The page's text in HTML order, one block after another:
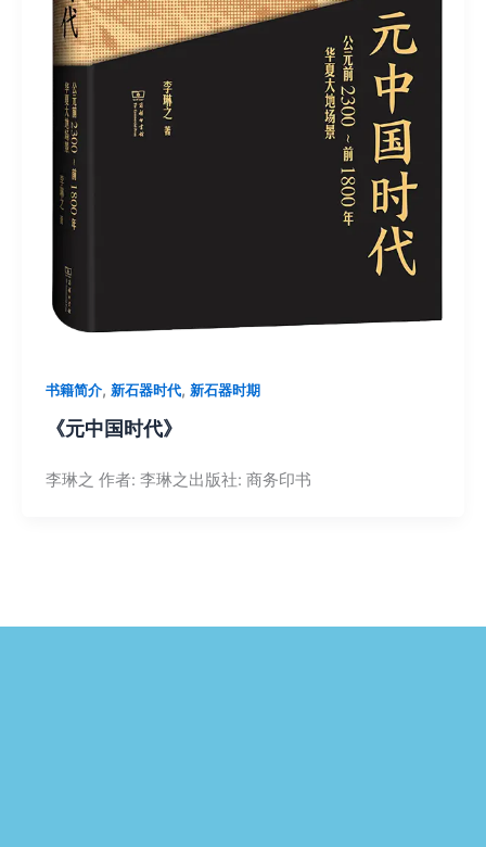
书籍简介, 新石器时代, 新石器时期
《元中国时代》
李琳之 作者: 李琳之出版社: 商务印书